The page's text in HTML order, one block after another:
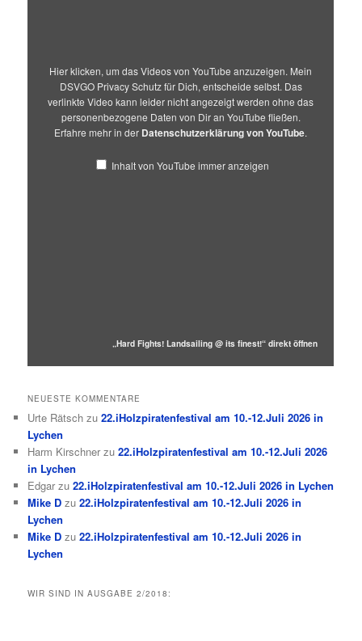
Hier klicken, um das Videos von YouTube anzuzeigen. Mein
DSVGO Privacy Schutz für Dich, entscheide selbst. Das
verlinkte Video kann leider nicht angezeigt werden ohne das
personenbezogene Daten von Dir an YouTube fließen.
Erfahre mehr in der Datenschutzerklärung von YouTube.
Inhalt von YouTube immer anzeigen
„Hard Fights! Landsailing @ its finest!“ direkt öffnen
NEUESTE KOMMENTARE
Urte Rätsch zu22.iHolzpiratenfestival am 10.-12.Juli 2026 in
Lychen
Harm Kirschner zu22.iHolzpiratenfestival am 10.-12.Juli 2026
in Lychen
Edgar zu22.iHolzpiratenfestival am 10.-12.Juli 2026 in Lychen
Mike D zu22.iHolzpiratenfestival am 10.-12.Juli 2026 in
Lychen
Mike D zu22.iHolzpiratenfestival am 10.-12.Juli 2026 in
Lychen
WIR SIND IN AUSGABE 2/2018: